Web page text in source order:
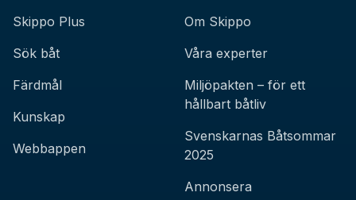
Skippo Plus
Sök båt
Färdmål
Kunskap
Webbappen
Om Skippo
Våra experter
Miljöpakten – för ett
hållbart båtliv
Svenskarnas Båtsommar
2025
Annonsera